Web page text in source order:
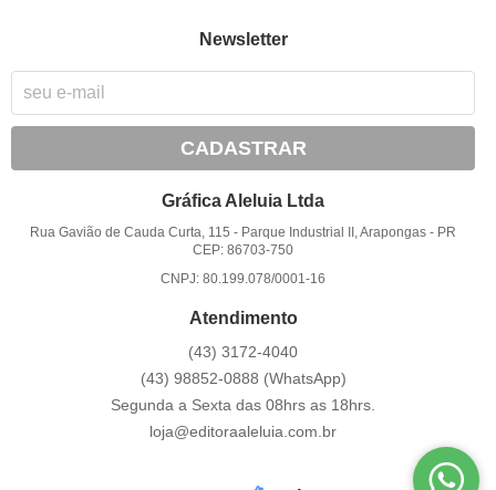
Newsletter
CADASTRAR
Gráfica Aleluia Ltda
Rua Gavião de Cauda Curta, 115 - Parque Industrial II, Arapongas - PR
CEP: 86703-750
CNPJ: 80.199.078/0001-16
Atendimento
(43) 3172-4040
(43) 98852-0888 (WhatsApp)
Segunda a Sexta das 08hrs as 18hrs.
loja@editoraaleluia.com.br